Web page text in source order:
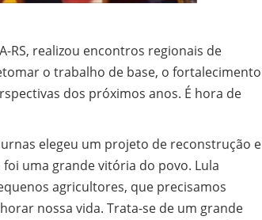
RS, realizou encontros regionais de
o trabalho de base, o fortalecimento
dos próximos anos. É hora de
elegeu um projeto de reconstrução e
uma grande vitória do povo. Lula
agricultores, que precisamos
nossa vida. Trata-se de um grande